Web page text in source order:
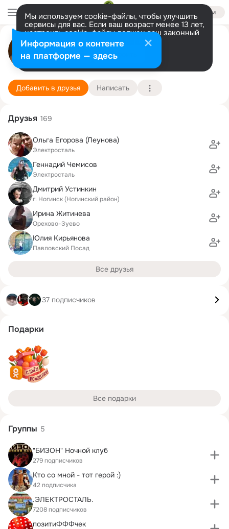
Войти
Мы используем cookie-файлы, чтобы улучшить
сервисы для вас. Если ваш возраст менее 13 лет,
настроить cookie-файлы должен ваш законный
представитель. Больше информации
Разрешить все Настроить
Оля Рязанцева
Электросталь
РГСУ (ЭФ), Филиал Российского
Подробнее
Добавить в друзья Написать
Друзья 169
Ольга Егорова (Леунова)
Электросталь
Геннадий Чемисов
Электросталь
Дмитрий Устинкин
г. Ногинск (Ногинский район)
Ирина Житинева
Орехово-Зуево
Юлия Кирьянова
Павловский Посад
Все друзья
37 подписчиков
Подарки
Все подарки
Группы 5
"БИЗОН" Ночной клуб
279 подписчиков
Кто со мной - тот герой :)
42 подписчика
.ЭЛЕКТРОСТАЛЬ.
7208 подписчиков
позитиФФФчек
Информация о контенте
на платформе — здесь